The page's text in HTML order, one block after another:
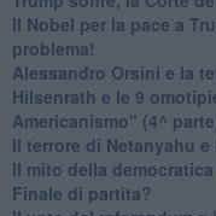
​Il Nobel per la pace a
problema!
​Alessandro Orsini e la
​Hilsenrath e le 9
Americanismo" (4^
​Il terrore di Netanyahu
Il mito della
​Finale di partita?